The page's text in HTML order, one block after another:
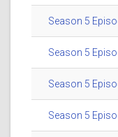
Season 5
Season 5
Season 5
Season 5